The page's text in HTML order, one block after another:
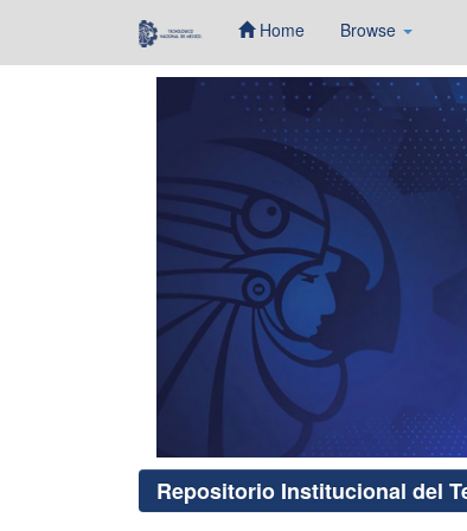
Home Browse
Repositorio Institucional del